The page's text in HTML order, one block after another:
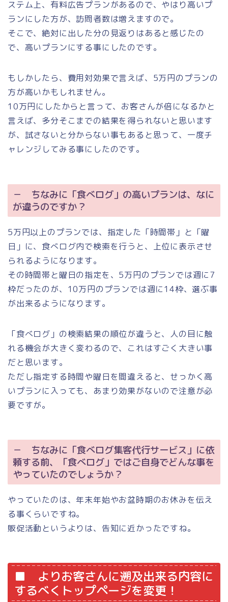
ステム上、有料広告プランがあるので、やはり高いプ
ランにした方が、訪問者数は増えますので。
そこで、絶対に出した分の見返りはあると感じたの
で、高いプランにする事にしたのです。
もしかしたら、費用対効果で言えば、5万円のプランの
方が高いかもしれません。
10万円にしたからと言って、お客さんが倍になるかと
言えば、多分そこまでの結果を得られないと思います
が、試さないと分からない事もあると思って、一度チ
ャレンジしてみる事にしたのです。
－ ちなみに「食べログ」の高いプランは、なに
が違うのですか？
5万円以上のプランでは、指定した「時間帯」と「曜
日」に、食べログ内で検索を行うと、上位に表示させ
られるようになります。
その時間帯と曜日の指定を、5万円のプランでは週に7
枠だったのが、10万円のプランでは週に14枠、選ぶ事
が出来るようになります。
「食べログ」の検索結果の順位が違うと、人の目に触
れる機会が大きく変わるので、これはすごく大きい事
だと思います。
ただし指定する時間や曜日を間違えると、せっかく高
いプランに入っても、あまり効果がないので注意が必
要ですが。
－ ちなみに「食べログ集客代行サービス」に依
頼する前、「食べログ」ではご自身でどんな事を
やっていたのでしょうか？
やっていたのは、年末年始やお盆時期のお休みを伝え
る事くらいですね。
販促活動というよりは、告知に近かったですね。
■ よりお客さんに遡及出来る内容に
するべくトップページを変更！